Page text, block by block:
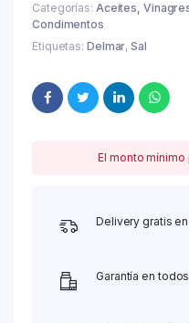
Categorías: Aceites,
Condimentos
Etiquetas: Delmar,Sal
El monto
Delivery gratis
Garantía en